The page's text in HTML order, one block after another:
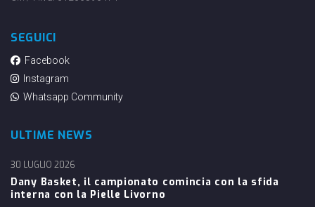
SEGUICI
Facebook
Instagram
Whatsapp Community
ULTIME NEWS
Dany Basket, il campionato comincia con la sfida
interna con la Pielle Livorno
30 LUGLIO 2026